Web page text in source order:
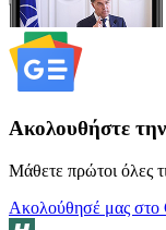
Ακολουθήστε
Μάθετε πρώτοι όλες
Ακολούθησέ μας στο